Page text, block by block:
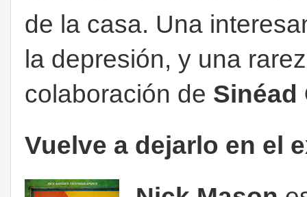
de la casa. Una
la depresión, y una
colaboración de Sinéad
Vuelve a dejarlo en el